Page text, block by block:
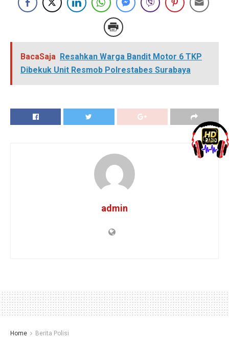
BacaSaja Resahkan Warga Bandit Motor 6 TKP
Dibekuk Unit Resmob Polrestabes Surabaya
admin
Home Berita Polisi